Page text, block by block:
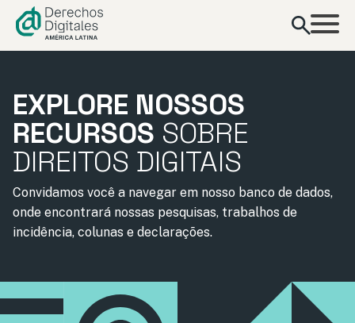
conteúdo
EXPLORE NOSSOS
RECURSOS SOBRE
DIREITOS DIGITAIS
Convidamos você a navegar em nosso banco de dados,
onde encontrará nossas pesquisas, trabalhos de
incidência, colunas e declarações.